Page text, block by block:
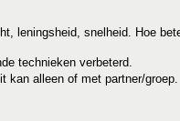
leningsheid, snelheid. Hoe
technieken verbeterd.
kan alleen of met partner/groep.